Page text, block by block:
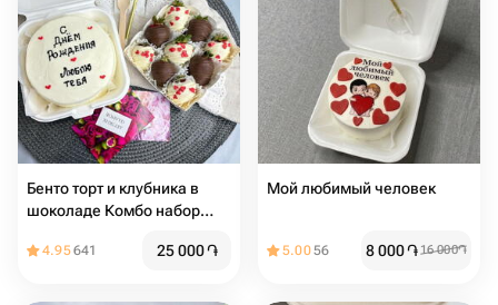
Бенто торт и клубника в
шоколаде Комбо набор
4.95641 25 000֏
Мой любимый человек ️
5.0056 8 000֏16 000֏